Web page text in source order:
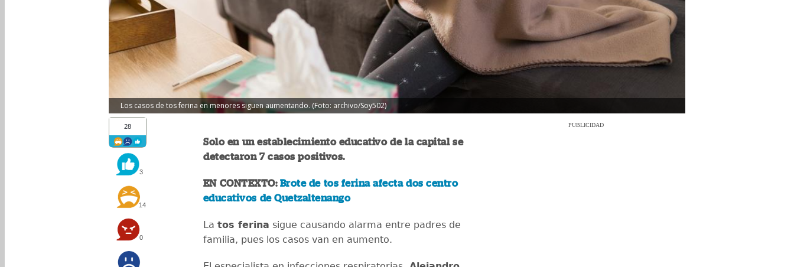
Los casos de tos ferina en menores siguen aumentando. (Foto: archivo/Soy502)
28
3
14
0
Solo en un establecimiento educativo de la capital se
detectaron 7 casos positivos.
EN CONTEXTO: Brote de tos ferina afecta dos centro
educativos de Quetzaltenango
La tos ferina sigue causando alarma entre padres de
familia, pues los casos van en aumento.
PUBLICIDAD